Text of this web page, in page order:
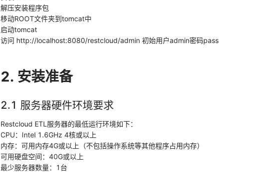
解压安装程序包
移动ROOT文件夹到tomcat中
启动tomcat
访问 http://localhost:8080/restcloud/admin 初始用户admin密码pass
2. 安装准备
2.1 服务器硬件环境要求
Restcloud ETL服务器的最低运行环境如下：
CPU：Intel 1.6GHz 4核或以上
内存：可用内存4G或以上（不包括操作系统等其他程序占用内存）
可用硬盘空间：40G或以上
最少服务器数量：1台